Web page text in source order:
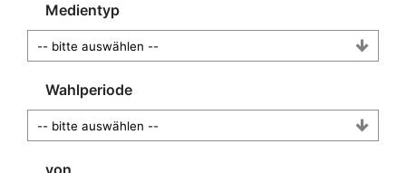
Medientyp
Wahlperiode
von